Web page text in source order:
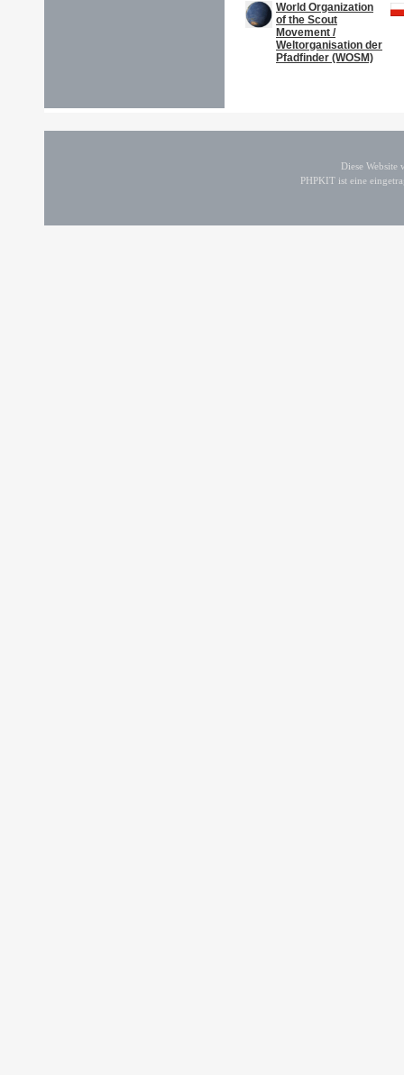
World Organization
of the Scout
Movement /
Weltorganisation der
Pfadfinder (WOSM)
Diese
PHPKIT ist eine